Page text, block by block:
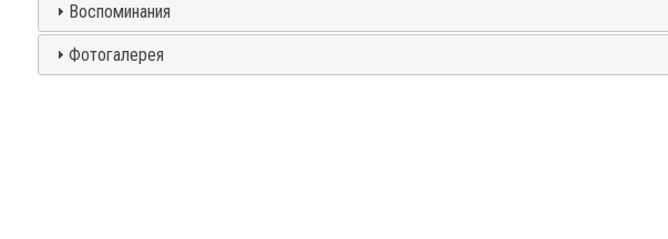
Воспоминания
Фотогалерея